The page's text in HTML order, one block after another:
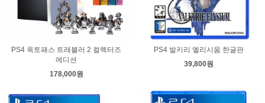
PS4 옥토패스 트래블러 2 컬렉터즈
에디션
178,000원
PS4 발키리 엘리시움 한글판
39,800원